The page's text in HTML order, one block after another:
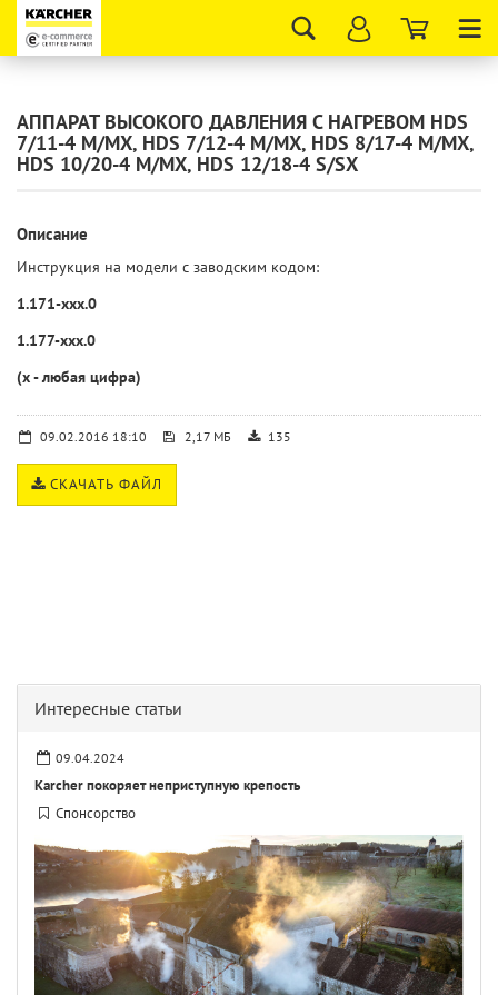
АППАРАТ ВЫСОКОГО ДАВЛЕНИЯ С НАГРЕВОМ HDS
7/11-4 M/MX, HDS 7/12-4 M/MX, HDS 8/17-4 M/MX,
HDS 10/20-4 M/MX, HDS 12/18-4 S/SX
Описание
Инструкция на модели с заводским кодом:
1.171-ххх.0
1.177-ххх.0
(х - любая цифра)
09.02.2016 18:10 2,17 МБ 135
СКАЧАТЬ ФАЙЛ
Интересные статьи
09.04.2024
Karcher покоряет неприступную крепость
Спонсорство